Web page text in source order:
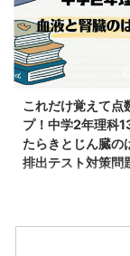
する分野はテストで
ていいほど出題される
葉や記号を暗記して
ていこう ここでは気
な言葉を説明できる
るさまざまな現象のこ
度→空気中に含まれ
を表す数単位％（パー
湿計を使っはかるよ
これだけ覚えて点
プ！中学2年理科
たらきとじん臓の
排出テスト対策問